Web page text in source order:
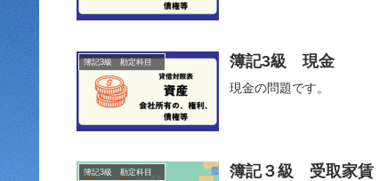
簿記3級 勘定科目 簿記3級 現金
現金の問題です。
簿記3級 勘定科目 簿記３級 受取家賃